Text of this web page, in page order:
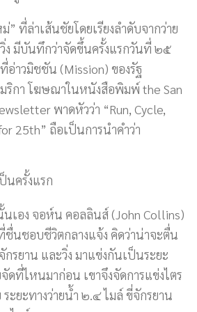
ที่ล่าเส้นชัยโดยเรียงลำดับจากว่าย
ง มีบันทึกว่าจัดขึ้นครั้งแรกวันที่ ๒๕
าวมิชชัน (Mission) ของรัฐ
ริกา โฆษณาในหนังสือพิมพ์ the San
พาดหัวว่า “Run, Cycle,
25th” ถือเป็นการนำคำว่า
นครั้งแรก
นเอง จอห์น คอลลินส์ (John Collins)
ชื่นชอบชีวิตกลางแจ้ง คิดว่าน่าจะตื่น
รยาน และวิ่ง มาแข่งกันเป็นระยะ
จัดที่ไหนมาก่อน เขาจึงจัดการแข่งไตร
ะยะทางว่ายน้ำ ๒.๔ ไมล์ ขี่จักรยาน